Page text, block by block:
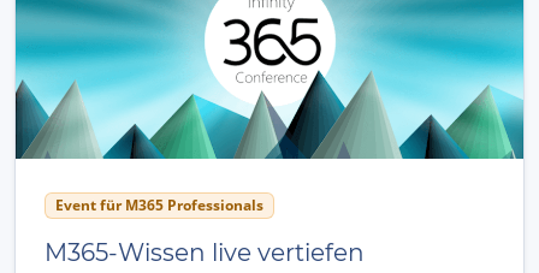
Event für M365 Professionals
M365-Wissen live vertiefen